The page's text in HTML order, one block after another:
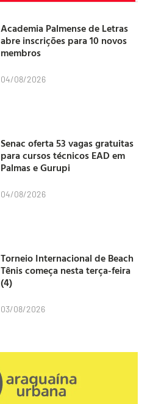
Academia Palmense de Letras
abre inscrições para 10 novos
membros
04/08/2026
Senac oferta 53 vagas gratuitas
para cursos técnicos EAD em
Palmas e Gurupi
04/08/2026
Torneio Internacional de Beach
Tênis começa nesta terça-feira
(4)
03/08/2026